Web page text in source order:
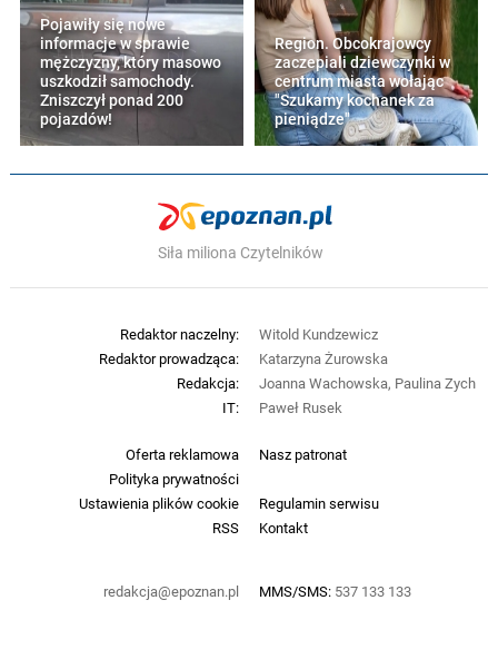
Pojawiły się nowe
informacje w sprawie
mężczyzny, który masowo
uszkodził samochody.
Zniszczył ponad 200
pojazdów!
Region. Obcokrajowcy
zaczepiali dziewczynki w
centrum miasta wołając
"Szukamy kochanek za
pieniądze"
Siła miliona Czytelników
Oferta reklamowa
Nasz patronat
Polityka prywatności
Ustawienia plików cookie
Regulamin serwisu
RSS
Kontakt
redakcja@epoznan.pl MMS/SMS: 537 133 133
Redaktor naczelny:
Witold Kundzewicz
Redaktor prowadząca:
Katarzyna Żurowska
Redakcja:
Joanna Wachowska, Paulina Zych
IT:
Paweł Rusek